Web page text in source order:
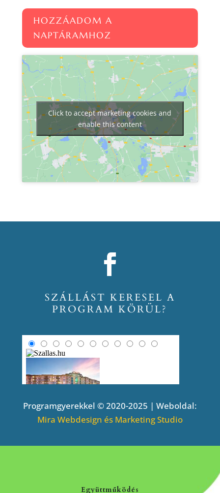
HOZZÁADOM A
NAPTÁRAMHOZ
Click to accept marketing cookies and
enable this content
SZÁLLÁST KERESEL A
PROGRAM KÖRÜL?
Programgyerekkel © 2020-2025 | Weboldal:
Mira Webdesign és Marketing Studio
Együttműködés